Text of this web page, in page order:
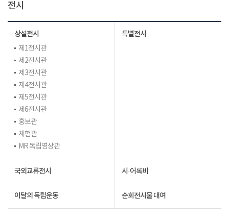
전시
상설전시
제1전시관
제2전시관
제3전시관
제4전시관
제5전시관
제6전시관
홍보관
체험관
MR 독립영상관
특별전시
국외교류전시 시·어록비
이달의 독립운동 순회전시물 대여